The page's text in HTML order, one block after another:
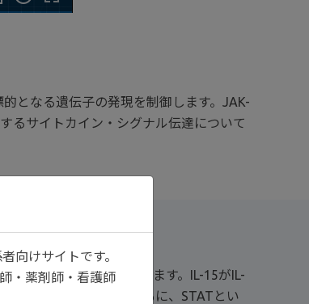
となる遺伝子の発現を制御します。JAK-
るサイトカイン・シグナル伝達について
達
とJAK3が結合しています。IL-15がIL-
が活性化されるとともに、STATとい
向けサイトです。
・薬剤師・看護師